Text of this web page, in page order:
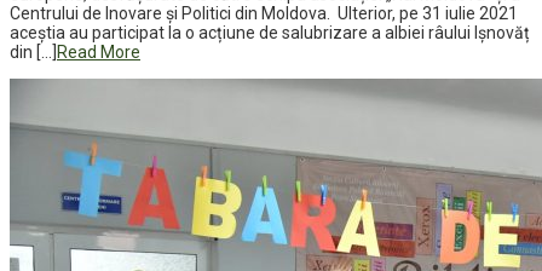
Centrului de Inovare și Politici din Moldova. Ulterior, pe 31 iulie 2021
aceștia au participat la o acțiune de salubrizare a albiei râului Ișnovăț
din […]
Read More